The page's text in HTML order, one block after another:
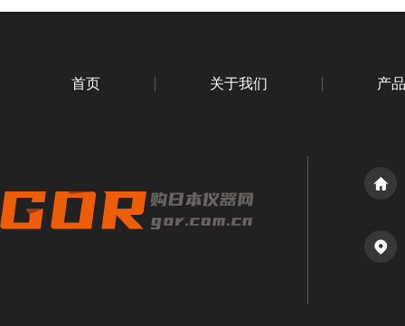
首页 关于我们 产